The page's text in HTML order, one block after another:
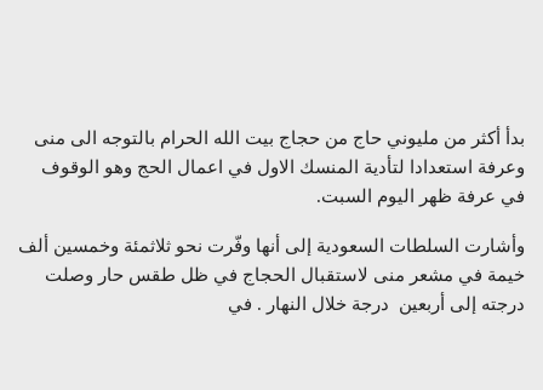
بدأ أكثر من مليوني حاج من حجاج بيت الله الحرام بالتوجه الى منى
وعرفة استعدادا لتأدية المنسك الاول في اعمال الحج وهو الوقوف
في عرفة ظهر اليوم السبت.
وأشارت السلطات السعودية إلى أنها وفّرت نحو ثلاثمئة وخمسين ألف
خيمة في مشعر منى لاستقبال الحجاج في ظل طقس حار وصلت
درجته إلى أربعين درجة خلال النهار . في